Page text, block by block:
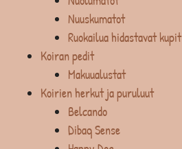
Nuuskumatot
Ruokailua hidastavat kupit
Koiran pedit
Makuualustat
Koirien herkut ja puruluut
Belcando
Dibaq Sense